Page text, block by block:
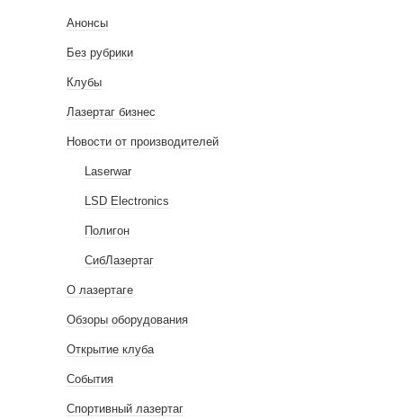
Анонсы
Без рубрики
Клубы
Лазертаг бизнес
Новости от производителей
Laserwar
LSD Electronics
Полигон
СибЛазертаг
О лазертаге
Обзоры оборудования
Открытие клуба
События
Спортивный лазертаг